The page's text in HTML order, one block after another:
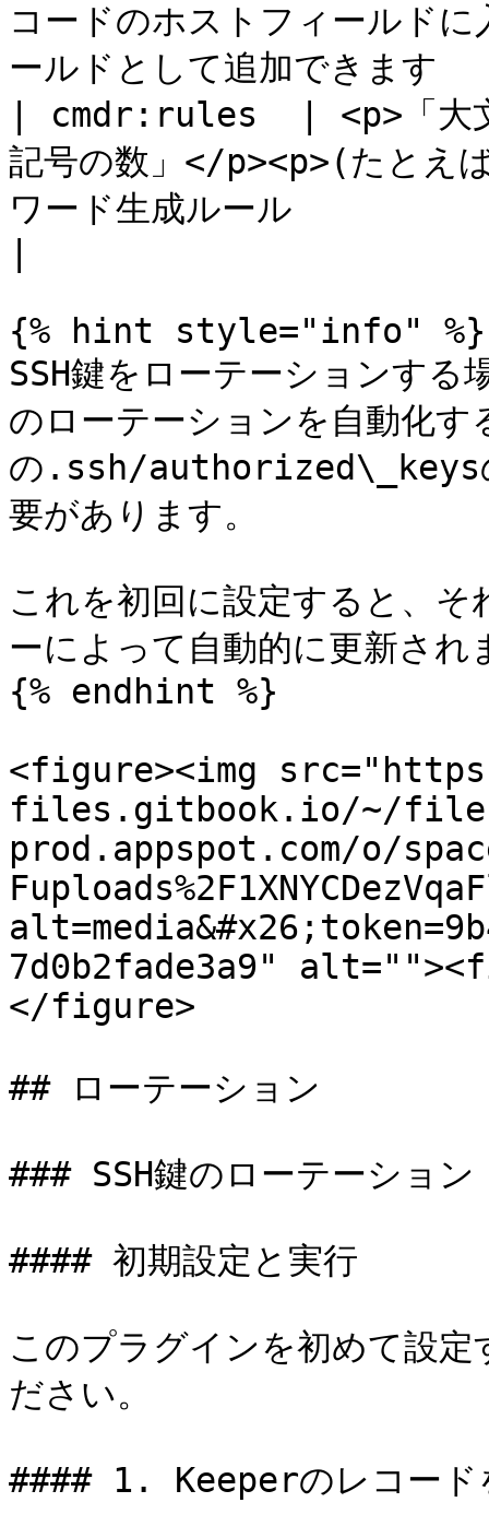
コードのホストフィールド
ールドとして追加でき
| cmdr:rules  | <p>「大
記号の数」</p><p>(たと
ワード生成ルール
{% hint style="info" %}
SSH鍵をローテーションする
のローテーションを自動化
の.ssh/authorized\_keys
要があります。
これを初回に設定すると、
ーによって自動的に更新され
{% endhint %}
<figure><img
files.gitbook.io/~/
prod.appspot.com/o/
7d0b2fade3a9"
</figure>
## ローテーション
### SSH鍵のローテーション
#### 初期設定と実行
このプラグインを初めて設
ださい。
#### 1. Keeperのレコード